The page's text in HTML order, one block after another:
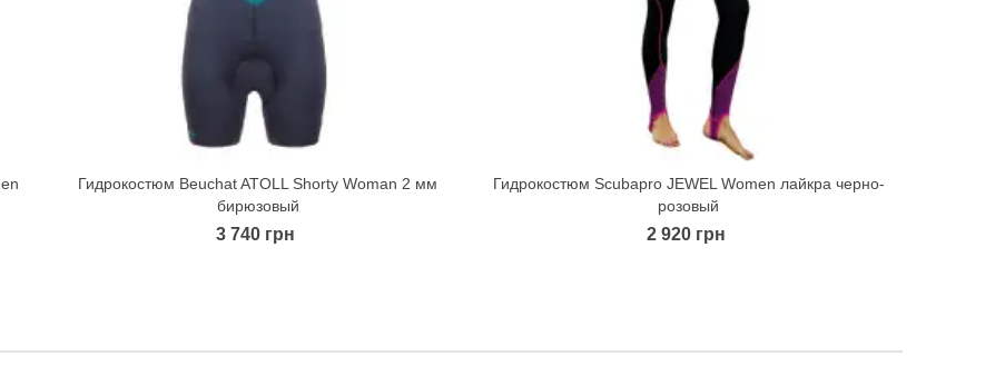
Quick view
Гидрокостюм Beuchat ATOLL Shorty Woman 2 мм
бирюзовый
3 740 грн
Quick view
Гидрокостюм Scubapro JEWEL Women лайкра черно-
розовый
2 920 грн